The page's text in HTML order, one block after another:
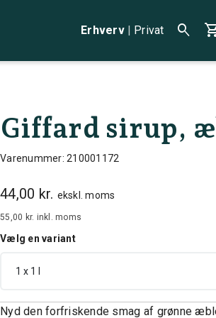
Erhverv | Privat search
Giffard sirup,
Varenummer: 210001172
44,00 kr. ekskl. moms
55,00 kr. inkl. moms
Vælg en variant
Nyd den forfriskende smag af grønne